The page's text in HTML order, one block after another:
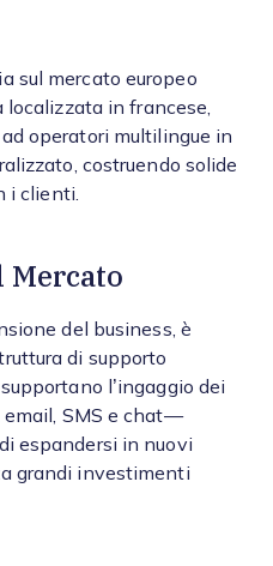
sul mercato europeo
in francese,
operatori multilingue in
costruendo solide
i clienti.
Mercato
del business, è
di supporto
l’ingaggio dei
SMS e chat—
espandersi in nuovi
grandi investimenti